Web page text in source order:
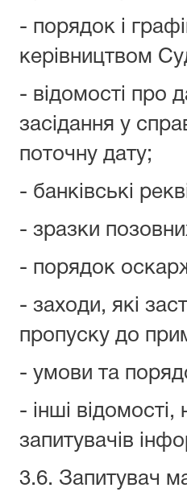
- порядок і
керівництвом
- відомості про
засідання у
поточну дату;
- банківські
- зразки
- порядок
- заходи, які
пропуску до
- умови та
- інші
запитувачів
3.6. Запитувач